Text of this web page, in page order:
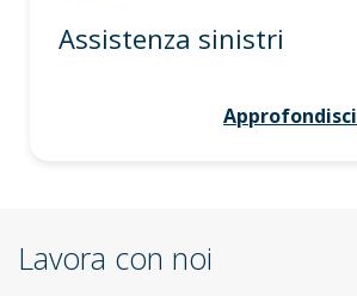
Assistenza sinistri
Approfondisci
Lavora con noi